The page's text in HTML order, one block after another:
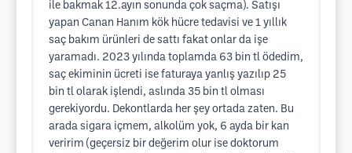
ile bakmak 12.ayın sonunda çok saçma). Satışı
yapan Canan Hanım kök hücre tedavisi ve 1 yıllık
saç bakım ürünleri de sattı fakat onlar da işe
yaramadı. 2023 yılında toplamda 63 bin tl ödedim,
saç ekiminin ücreti ise faturaya yanlış yazılıp 25
bin tl olarak işlendi, aslında 35 bin tl olması
gerekiyordu. Dekontlarda her şey ortada zaten. Bu
arada sigara içmem, alkolüm yok, 6 ayda bir kan
veririm (geçersiz bir değerim olur ise doktorum